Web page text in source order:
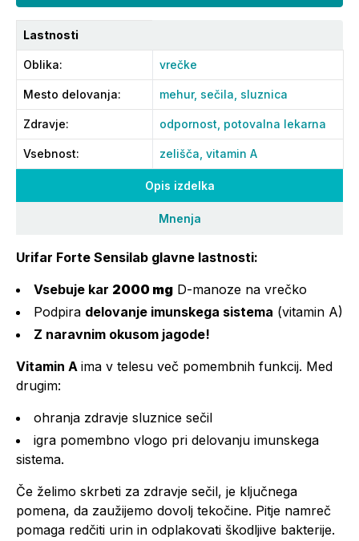
Opis izdelka
Mnenja
Urifar Forte Sensilab glavne lastnosti:
Vsebuje kar 2000 mg D-manoze na vrečko
Podpira delovanje imunskega sistema (vitamin A)
Z naravnim okusom jagode!
Vitamin A ima v telesu več pomembnih funkcij. Med
drugim:
ohranja zdravje sluznice sečil
igra pomembno vlogo pri delovanju imunskega
sistema.
Če želimo skrbeti za zdravje sečil, je ključnega
pomena, da zaužijemo dovolj tekočine. Pitje namreč
pomaga redčiti urin in odplakovati škodljive bakterije.
Lastnosti
Oblika: vrečke
Mesto delovanja: mehur, sečila, sluznica
Zdravje: odpornost, potovalna lekarna
Vsebnost: zelišča, vitamin A